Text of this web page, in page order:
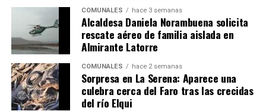
COMUNALES hace 3 semanas
Alcaldesa Daniela Norambuena solicita
rescate aéreo de familia aislada en
Almirante Latorre
COMUNALES hace 2 semanas
Sorpresa en La Serena: Aparece una
culebra cerca del Faro tras las crecidas
del río Elqui